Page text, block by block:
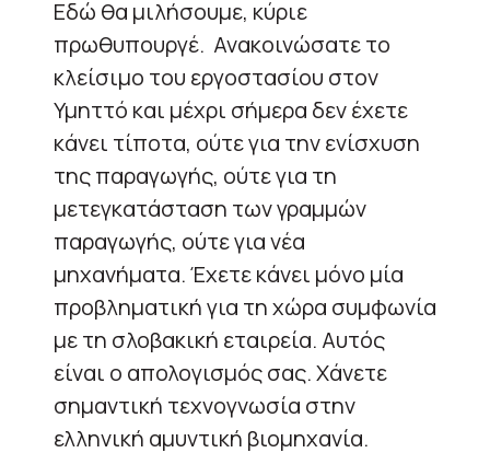
Εδώ θα μιλήσουμε, κύριε
πρωθυπουργέ. Ανακοινώσατε το
κλείσιμο του εργοστασίου στον
Υμηττό και μέχρι σήμερα δεν έχετε
κάνει τίποτα, ούτε για την ενίσχυση
της παραγωγής, ούτε για τη
μετεγκατάσταση των γραμμών
παραγωγής, ούτε για νέα
μηχανήματα. Έχετε κάνει μόνο μία
προβληματική για τη χώρα συμφωνία
με τη σλοβακική εταιρεία. Αυτός
είναι ο απολογισμός σας. Χάνετε
σημαντική τεχνογνωσία στην
ελληνική αμυντική βιομηχανία.